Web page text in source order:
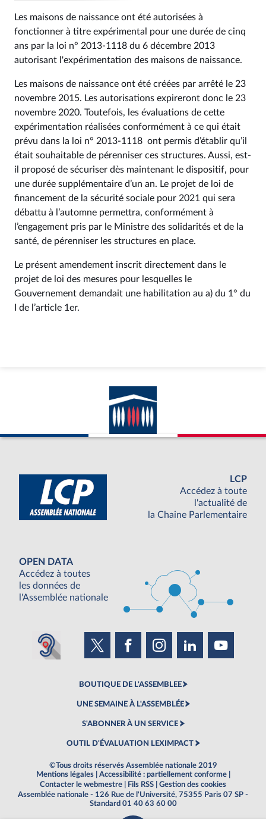
Les maisons de naissance ont été autorisées à
fonctionner à titre expérimental pour une durée de cinq
ans par la loi n° 2013-1118 du 6 décembre 2013
autorisant l'expérimentation des maisons de naissance.
Les maisons de naissance ont été créées par arrêté le 23
novembre 2015. Les autorisations expireront donc le 23
novembre 2020. Toutefois, les évaluations de cette
expérimentation réalisées conformément à ce qui était
prévu dans la loi n° 2013-1118 ont permis d’établir qu’il
était souhaitable de pérenniser ces structures. Aussi, est-
il proposé de sécuriser dès maintenant le dispositif, pour
une durée supplémentaire d’un an. Le projet de loi de
financement de la sécurité sociale pour 2021 qui sera
débattu à l’automne permettra, conformément à
l’engagement pris par le Ministre des solidarités et de la
santé, de pérenniser les structures en place.
Le présent amendement inscrit directement dans le
projet de loi des mesures pour lesquelles le
Gouvernement demandait une habilitation au a) du 1° du
I de l’article 1er.
LCP
Accédez à toute
l'actualité de
la Chaine Parlementaire
OPEN DATA
Accédez à toutes
les données de
l'Assemblée nationale
BOUTIQUE DE L'ASSEMBLEE
UNE SEMAINE À L'ASSEMBLÉE
S'ABONNER À UN SERVICE
OUTIL D'ÉVALUATION LEXIMPACT
©Tous droits réservés Assemblée nationale 2019
Mentions légales
Accessibilité : partiellement conforme
Contacter le webmestre
Fils RSS
Gestion des cookies
Assemblée nationale - 126 Rue de l'Université, 75355 Paris 07 SP -
Standard 01 40 63 60 00